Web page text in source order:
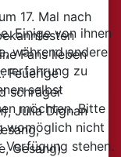
17. Mal nach
Fans lieben
Feuerige
schräger
Julia Dignan
Gesang)
Einige von ihnen
während andere
zu
selbst
möchten. Bitte
womöglich nicht
Verfügung stehen.